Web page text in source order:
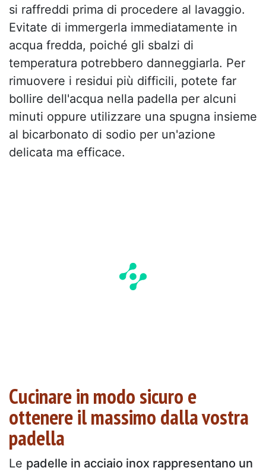
si raffreddi prima di procedere al lavaggio.
Evitate di immergerla immediatamente in
acqua fredda, poiché gli sbalzi di
temperatura potrebbero danneggiarla. Per
rimuovere i residui più difficili, potete far
bollire dell'acqua nella padella per alcuni
minuti oppure utilizzare una spugna insieme
al bicarbonato di sodio per un'azione
delicata ma efficace.
Cucinare in modo sicuro e
ottenere il massimo dalla vostra
padella
Le padelle in acciaio inox rappresentano un